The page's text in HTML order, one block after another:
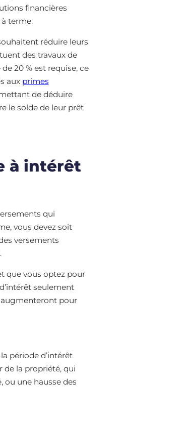
financières
terme.
réduire leurs
des travaux de
20 % est requise, ce
aux primes
de déduire
le solde de leur prêt
à intérêt
qui
vous devez soit
versements
que vous optez pour
seulement
augmenteront pour
période d’intérêt
de la propriété, qui
ou une hausse des